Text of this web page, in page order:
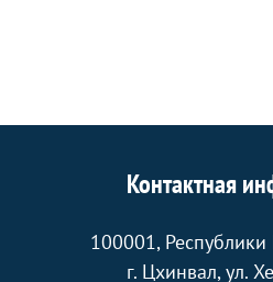
Контактная
100001,
г. Цхинвал, ул.